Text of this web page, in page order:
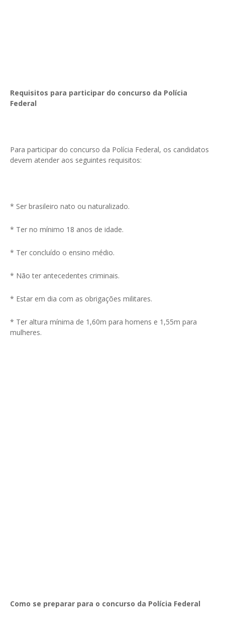
Requisitos para participar do concurso da Polícia
Federal
Para participar do concurso da Polícia Federal, os candidatos
devem atender aos seguintes requisitos:
* Ser brasileiro nato ou naturalizado.
* Ter no mínimo 18 anos de idade.
* Ter concluído o ensino médio.
* Não ter antecedentes criminais.
* Estar em dia com as obrigações militares.
* Ter altura mínima de 1,60m para homens e 1,55m para
mulheres.
Como se preparar para o concurso da Polícia Federal